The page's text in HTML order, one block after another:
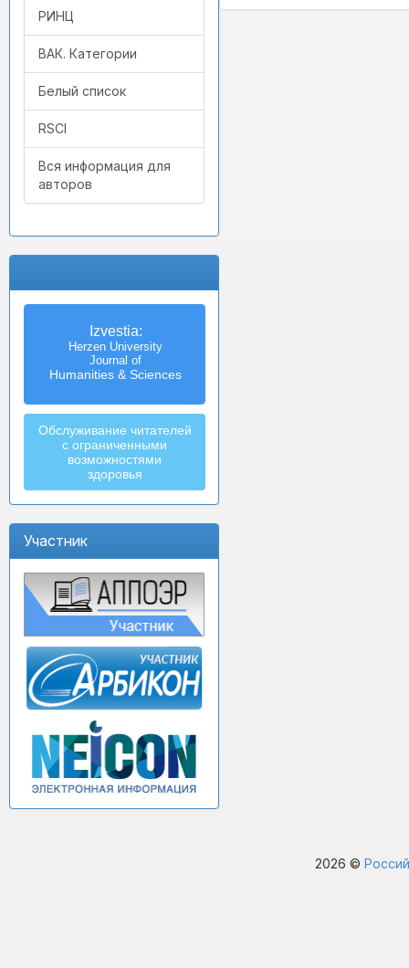
РИНЦ
ВАК. Категории
Белый список
RSCI
Вся информация для
авторов
Izvestia:
Herzen University
Journal of
Humanities & Sciences
Обслуживание читателей
с ограниченными
возможностями
здоровья
Участник
2026 ©